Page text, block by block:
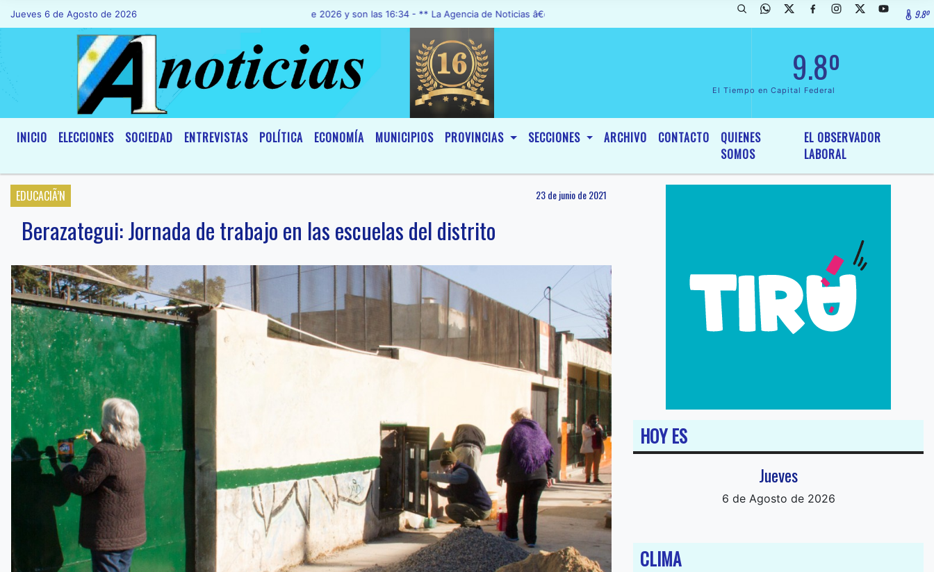
Jueves 6 de Agosto de 2026 Hoy es Jueves 6 de Agosto de 2026 y son las 16:34 - ** La Agencia de Noticias â€œA1 Noticiasâ€, fue declarada de InterÃ©s General y Legislativo, por Ordenanza NÂº 6236/19 del
9.8º
9.8º
El Tiempo en Capital Federal
INICIO ELECCIONES SOCIEDAD ENTREVISTAS POLÍTICA ECONOMÍA MUNICIPIOS PROVINCIAS SECCIONES ARCHIVO CONTACTO
QUIENES
SOMOS
EL OBSERVADOR
LABORAL
EDUCACIÃ’N 23 de junio de 2021
Berazategui: Jornada de trabajo en las escuelas del distrito
HOY ES
Jueves
6 de Agosto de 2026
CLIMA